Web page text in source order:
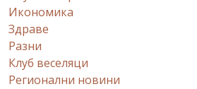
Икономика
Здраве
Разни
Клуб веселяци
Регионални новини